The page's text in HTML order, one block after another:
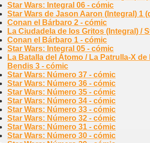
Star Wars: Integral 06 - cómic
Star Wars de Jason Aaron (Integral) 1
Conan el Bárbaro 2 - cómic
La Ciudadela de los Gritos (Integral) /
Conan el Bárbaro 1 - cómic
Star Wars: Integral 05 - cómic
La Batalla del Átomo / La Patrulla-X de
Bendis 3 - cómic
Star Wars: Número 37 - cómic
Star Wars: Número 36 - cómic
Star Wars: Número 35 - cómic
Star Wars: Número 34 - cómic
Star Wars: Número 33 - cómic
Star Wars: Número 32 - cómic
Star Wars: Número 31 - cómic
Star Wars: Número 30 - cómic